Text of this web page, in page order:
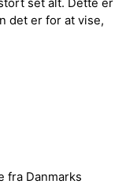
set alt. Dette er
det er for at vise,
fra Danmarks